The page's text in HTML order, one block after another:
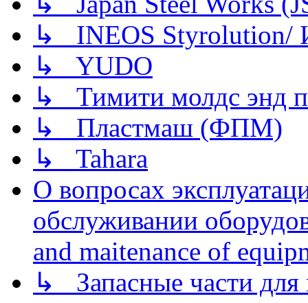
↳ INEOS
↳ YUDO
↳ Тимити молдс энд
↳ Пластмаш (ФПМ)
↳ Tahara
О вопросах
обслуживании
and maitenance of
↳ Запасные части для